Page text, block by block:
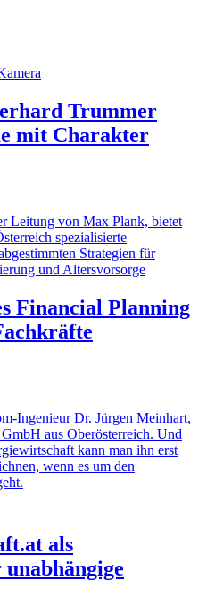
Trummer
mit Charakter
Financial Planning
als